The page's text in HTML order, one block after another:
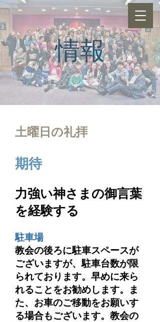
情報
土曜日の礼拝
期待
力強い神さまの御言葉
を経験する
駐車場
教会の後ろに駐車スペースが
ございますが、駐車台数が限
られております。早めに来ら
れることをお勧めします。ま
た、お車のご移動をお願いす
る場合もございます。教会の